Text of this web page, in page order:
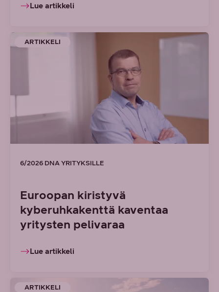
Lue artikkeli
ARTIKKELI
6/2026 DNA YRITYKSILLE
Euroopan kiristyvä
kyberuhkakenttä kaventaa
yritysten pelivaraa
Lue artikkeli
ARTIKKELI